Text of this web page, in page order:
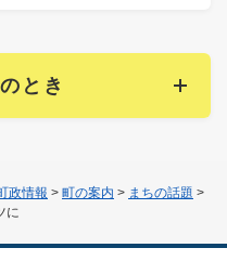
政情報 > 町の案内 > まちの話題 >
に
とき